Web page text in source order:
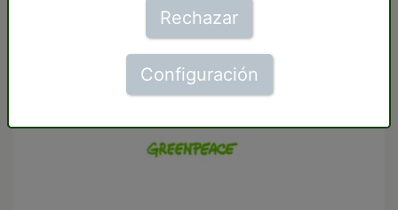
1,5 grados y 10 de ellas tienen un objetivo
menos ambicioso que el propuesto por el
Rechazar
Configuración